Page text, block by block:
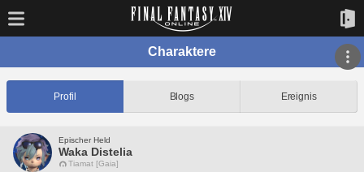
Charaktere
Profil Blogs Ereignis
Epischer Held
Waka Distelia
Tiamat [Gaia]